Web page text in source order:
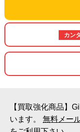
カン
【買取強化商品】
います。 無料メー